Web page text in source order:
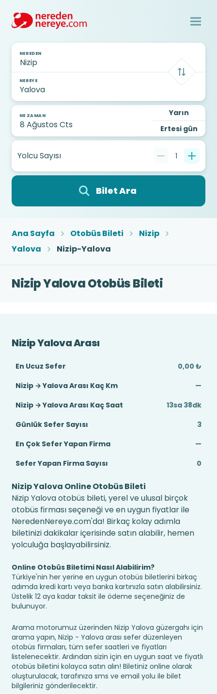
NEREDEN
NEREYE
NE ZAMAN
Yarın
Ertesi gün
Yolcu Sayısı 1
Bilet Ara
Ana Sayfa Otobüs Bileti
Nizip
Yalova
Nizip-Yalova
Nizip Yalova Otobüs Bileti
Nizip Yalova Arası
En Ucuz Sefer
0,00 ₺
Nizip → Yalova Arası Kaç Km
—
Nizip → Yalova Arası Kaç Saat
13sa 38dk
Günlük Sefer Sayısı
3
En Çok Sefer Yapan Firma
—
Sefer Yapan Firma Sayısı
0
Nizip Yalova Online Otobüs Bileti
Nizip Yalova otobüs bileti, yerel ve ulusal birçok
otobüs firması seçeneği ve en uygun fiyatlar ile
NeredenNereye.com'da! Birkaç kolay adımla
biletinizi dakikalar içerisinde satın alabilir, hemen
yolculuğa başlayabilirsiniz.
Online Otobüs Biletimi Nasıl Alabilirim?
Türkiye'nin her yerine en uygun otobüs biletlerini birkaç
adımda kredi kartı veya banka kartınızla satın alabilirsiniz.
Üstelik 12 aya kadar taksit ile ödeme seçeneğiniz de
bulunuyor.
Arama motorumuz üzerinden Nizip Yalova güzergahı için
arama yapın, Nizip - Yalova arası sefer düzenleyen
otobüs firmaları, tüm sefer saatleri ve fiyatları
listelenecektir. Ardından sizin için en uygun saat ve fiyatlı
otobüs biletini kolayca satın alın! Biletiniz online olarak
oluşturulacak, tarafınıza sms ve email yolu ile bilet
bilgileriniz gönderilecektir.